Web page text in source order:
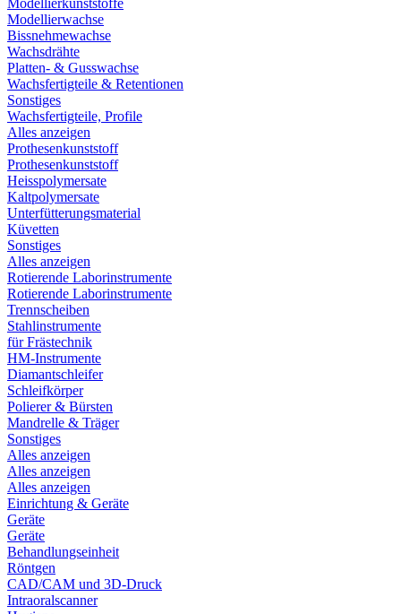
Modellierkunststoffe
Modellierwachse
Bissnehmewachse
Wachsdrähte
Platten- & Gusswachse
Wachsfertigteile & Retentionen
Sonstiges
Wachsfertigteile, Profile
Alles anzeigen
Prothesenkunststoff
Prothesenkunststoff
Heisspolymersate
Kaltpolymersate
Unterfütterungsmaterial
Küvetten
Sonstiges
Alles anzeigen
Rotierende Laborinstrumente
Rotierende Laborinstrumente
Trennscheiben
Stahlinstrumente
für Frästechnik
HM-Instrumente
Diamantschleifer
Schleifkörper
Polierer & Bürsten
Mandrelle & Träger
Sonstiges
Alles anzeigen
Alles anzeigen
Alles anzeigen
Einrichtung & Geräte
Geräte
Geräte
Behandlungseinheit
Röntgen
CAD/CAM und 3D-Druck
Intraoralscanner